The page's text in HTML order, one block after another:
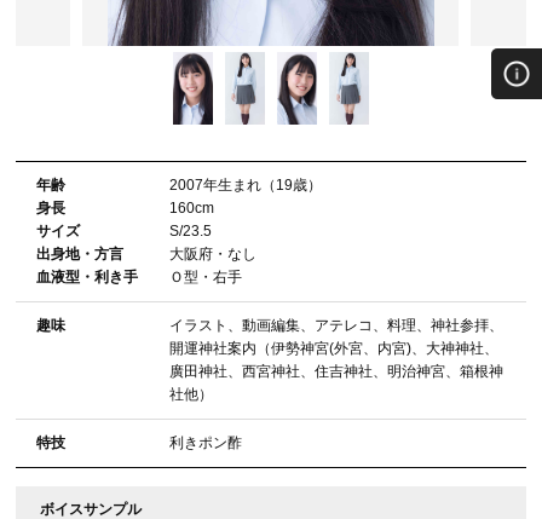
年齢
2007年⽣まれ（19歳）
⾝⻑
160cm
サイズ
S/23.5
出⾝地・⽅⾔
大阪府・なし
血液型・利き⼿
Ｏ型・右手
趣味
イラスト、動画編集、アテレコ、料理、神社参拝、
開運神社案内（伊勢神宮(外宮、内宮)、大神神社、
廣田神社、西宮神社、住吉神社、明治神宮、箱根神
社他）
特技 利きポン酢
ボイスサンプル